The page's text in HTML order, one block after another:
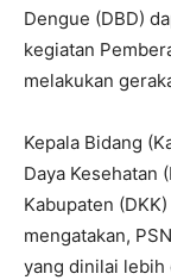
Dengue (DBD)
kegiatan
melakukan
Kepala Bidang
Daya Kesehatan
Kabupaten
mengatakan,
yang dinilai lebih